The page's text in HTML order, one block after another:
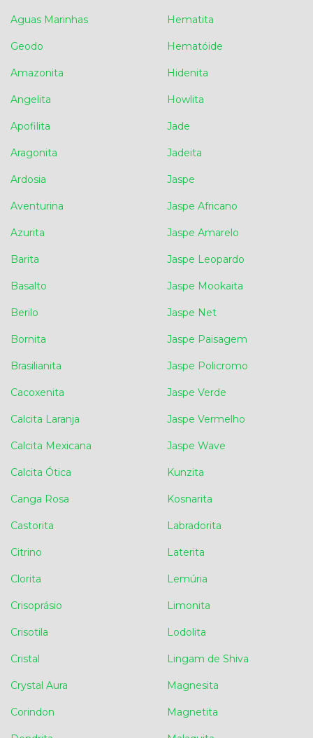
Aguas Marinhas
Geodo
Amazonita
Angelita
Apofilita
Aragonita
Ardosia
Aventurina
Azurita
Barita
Basalto
Berilo
Bornita
Brasilianita
Cacoxenita
Calcita Laranja
Calcita Mexicana
Calcita Ótica
Canga Rosa
Castorita
Citrino
Clorita
Crisoprásio
Crisotila
Cristal
Crystal Aura
Corindon
Hematita
Hematóide
Hidenita
Howlita
Jade
Jadeita
Jaspe
Jaspe Africano
Jaspe Amarelo
Jaspe Leopardo
Jaspe Mookaita
Jaspe Net
Jaspe Paisagem
Jaspe Policromo
Jaspe Verde
Jaspe Vermelho
Jaspe Wave
Kunzita
Kosnarita
Labradorita
Laterita
Lemúria
Limonita
Lodolita
Lingam de Shiva
Magnesita
Magnetita